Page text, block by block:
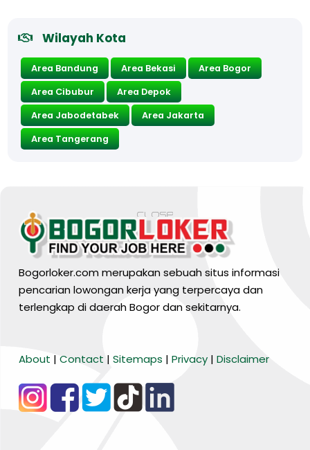
Wilayah Kota
Area Bandung Area Bekasi
Area Bogor
Area Cibubur
Area Depok
Area Jabodetabek
Area Jakarta
Area Tangerang
Bogorloker.com merupakan sebuah situs informasi
pencarian lowongan kerja yang terpercaya dan
terlengkap di daerah Bogor dan sekitarnya.
About | Contact | Sitemaps | Privacy | Disclaimer